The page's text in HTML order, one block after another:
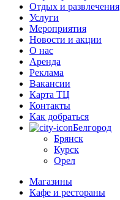
Отдых и развлечения
Услуги
Мероприятия
Новости и акции
О нас
Аренда
Реклама
Вакансии
Карта ТЦ
Контакты
Как добраться
Белгород
Брянск
Курск
Орел
Магазины
Кафе и рестораны